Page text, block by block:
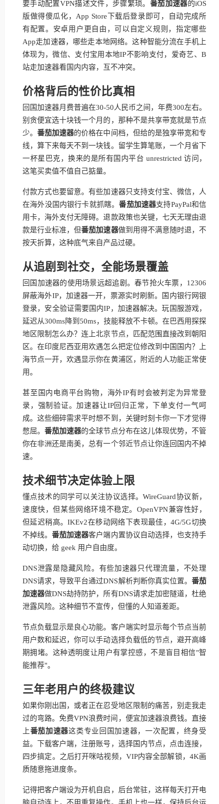
要手动配置VPN描述文件，步骤繁琐。 番茄加速器的iOS
版做得傻瓜化，App Store下载后登录即可，自动完成所
有配置。安卓用户更自由，可以自定义规则，指定哪些
App走加速器，哪些走本地网络。这种智能分流在手机上
体现为，微信、支付宝用本地IP不影响支付，爱奇艺、B
站走加速器看国内内容，互不冲突。
价格背后的性价比真相
回国加速器月费普遍在30-50人民币之间，年费300左右。
别贪便宜选十块钱一个月的，那种不是共享带宽就是节点
少。番茄加速器的价格在中间档，但给的是独享带宽和专
线，算下来每天不到一块钱。留学生算笔账，一个月省下
一杯星巴克，换来的是所有国内平台 unrestricted 访问，
这笔买卖值不值自己掂量。
付款方式也要留意。有些加速器只支持支付宝、微信，人
在海外没国内银行卡就抓瞎。番茄加速器支持PayPal和信
用卡，海外支付无障碍。退款政策也关键，七天无理由退
款是行业标准，但番茄加速器做到用得不满意随时退，不
按天折算，这种底气来自产品过硬。
从追剧到社交，全能场景覆盖
回国加速器的使用场景远超追剧。春节抢火车票，12306
屏蔽海外IP，加速器一开，票源实时刷新。国内银行网银
登录，安全验证需要国内IP，加速器解决。玩国服游戏，
延迟从300ms降到50ms，技能释放不卡顿。在巴西用探探
地区限制怎么办？连上北京节点，匹配范围直接改到朝阳
区。在印度尼西亚用欢遇怎么把定位修改到中国国内？上
海节点一开，欢遇显示你在黄浦区，附近的人功能正常使
用。
甚至国内电商平台购物，海外IP有时会被判定为异常登
录，强制验证。加速器让IP回归正常，下单支付一气呵
成。这些细碎需求平时想不到，关键时刻卡你一下才觉得
憋屈。番茄加速器的全球节点分布在这儿体现优势，不管
你在非洲还是南美，总有一个邻近节点让你连回国内不掉
速。
技术细节决定体验上限
懂点技术的同学可以关注协议选择。WireGuard协议新，
速度快，但某些网络环境不稳定。OpenVPN兼容性好，
但延迟稍高。IKEv2在移动网络下表现最佳，4G/5G切换
不掉线。番茄加速器客户端内置协议自动选择，也支持手
动切换，给 geek 用户自由度。
DNS泄露是隐藏风险。有些加速器只代理流量，不处理
DNS请求，导致平台通过DNS解析判断你真实位置。 番茄
加速器做DNS劫持防护，所有DNS请求走加密隧道，杜绝
泄露风险。这种细节不宣传，但懂的人知道差距。
节点负载显示是良心功能。客户端实时显示每个节点当前
用户数和延迟，你可以手动选择负载低的节点，避开高峰
期拥堵。这种透明度让用户有掌控感，不是盲目相信"智
能推荐"。
三年老用户的终极建议
如果你刚出国，或者正在忍受地区限制的痛苦，别走我走
过的弯路。免费VPN浪费时间，便宜加速器浪费钱。直接
上番茄加速器这类专业回国加速器，一次配置，终身受
益。下载客户端，注册账号，选择国内节点，点击连接，
四步搞定。之后打开咪咕视频，VIP内容全部解锁，4K画
质随意拖进度条。
记得把客户端设为开机自启，后台常驻，这样每天打开电